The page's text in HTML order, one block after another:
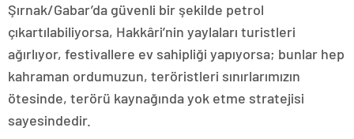
Şırnak/Gabar’da güvenli bir şekilde petrol
çıkartılabiliyorsa, Hakkâri’nin yaylaları turistleri
ağırlıyor, festivallere ev sahipliği yapıyorsa; bunlar hep
kahraman ordumuzun, teröristleri sınırlarımızın
ötesinde, terörü kaynağında yok etme stratejisi
sayesindedir.